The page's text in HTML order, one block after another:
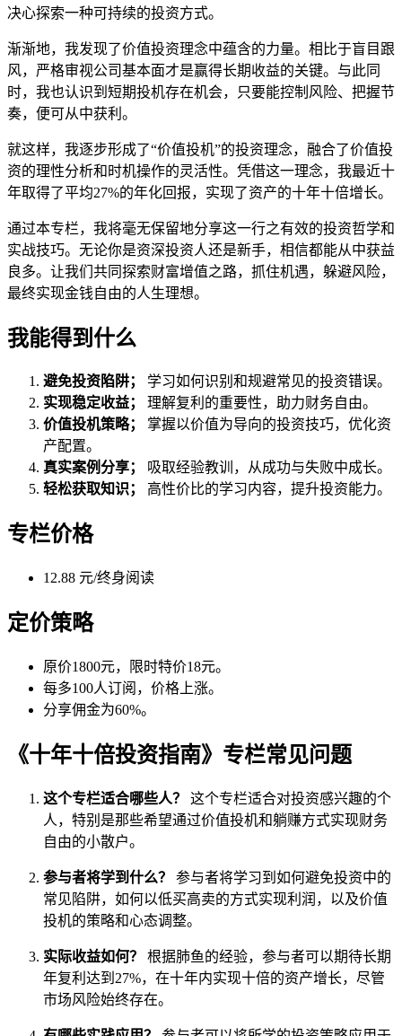
决心探索一种可持续的投资方式。
渐渐地，我发现了价值投资理念中蕴含的力量。相比于盲目跟
风，严格审视公司基本面才是赢得长期收益的关键。与此同
时，我也认识到短期投机存在机会，只要能控制风险、把握节
奏，便可从中获利。
就这样，我逐步形成了“价值投机”的投资理念，融合了价值投
资的理性分析和时机操作的灵活性。凭借这一理念，我最近十
年取得了平均27%的年化回报，实现了资产的十年十倍增长。
通过本专栏，我将毫无保留地分享这一行之有效的投资哲学和
实战技巧。无论你是资深投资人还是新手，相信都能从中获益
良多。让我们共同探索财富增值之路，抓住机遇，躲避风险，
最终实现金钱自由的人生理想。
我能得到什么
避免投资陷阱；
学习如何识别和规避常见的投资错误。
实现稳定收益；
理解复利的重要性，助力财务自由。
价值投机策略；
掌握以价值为导向的投资技巧，优化资
产配置。
真实案例分享；
吸取经验教训，从成功与失败中成长。
轻松获取知识；
高性价比的学习内容，提升投资能力。
专栏价格
12.88 元/终身阅读
定价策略
原价1800元，限时特价18元。
每多100人订阅，价格上涨。
分享佣金为60%。
《十年十倍投资指南》专栏常见问题
这个专栏适合哪些人？
这个专栏适合对投资感兴趣的个
人，特别是那些希望通过价值投机和躺赚方式实现财务
自由的小散户。
参与者将学到什么？
参与者将学习到如何避免投资中的
常见陷阱，如何以低买高卖的方式实现利润，以及价值
投机的策略和心态调整。
实际收益如何？
根据肺鱼的经验，参与者可以期待长期
年复利达到27%，在十年内实现十倍的资产增长，尽管
市场风险始终存在。